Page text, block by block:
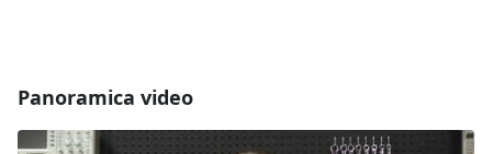
Panoramica video